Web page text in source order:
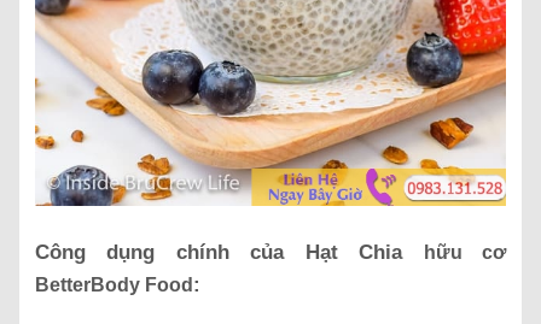
Công dụng chính của Hạt Chia
hữu cơ
BetterBody Food :